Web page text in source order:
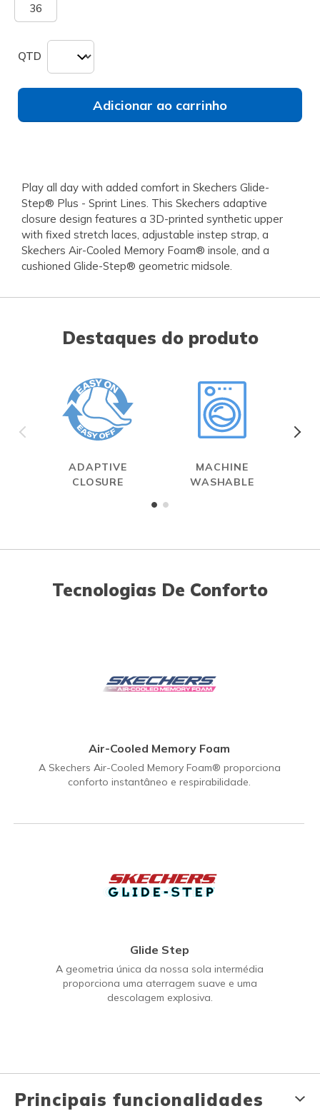
36
QTD
Adicionar ao carrinho
Play all day with added comfort in Skechers Glide-
Step® Plus - Sprint Lines. This Skechers adaptive
closure design features a 3D-printed synthetic upper
with fixed stretch laces, adjustable instep strap, a
Skechers Air-Cooled Memory Foam® insole, and a
cushioned Glide-Step® geometric midsole.
Destaques do produto
ADAPTIVE
CLOSURE
MACHINE
WASHABLE
Tecnologias De Conforto
Air-Cooled Memory Foam
A Skechers Air-Cooled Memory Foam® proporciona
conforto instantâneo e respirabilidade.
Glide Step
A geometria única da nossa sola intermédia
proporciona uma aterragem suave e uma
descolagem explosiva.
Principais funcionalidades